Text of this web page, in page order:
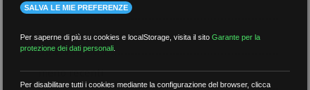
più recenti
meno recenti
SALVA LE MIE PREFERENZE
Per saperne di più su cookies e localStorage, visita il sitoGarante per la
protezione dei dati personali
Per disabilitare tutti i cookies mediante la configurazione del browser, clicca